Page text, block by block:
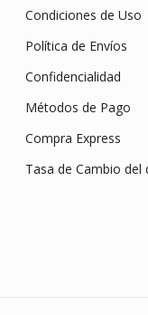
Condiciones de Uso
Política de Envíos
Confidencialidad
Métodos de Pago
Compra Express
Tasa de Cambio del